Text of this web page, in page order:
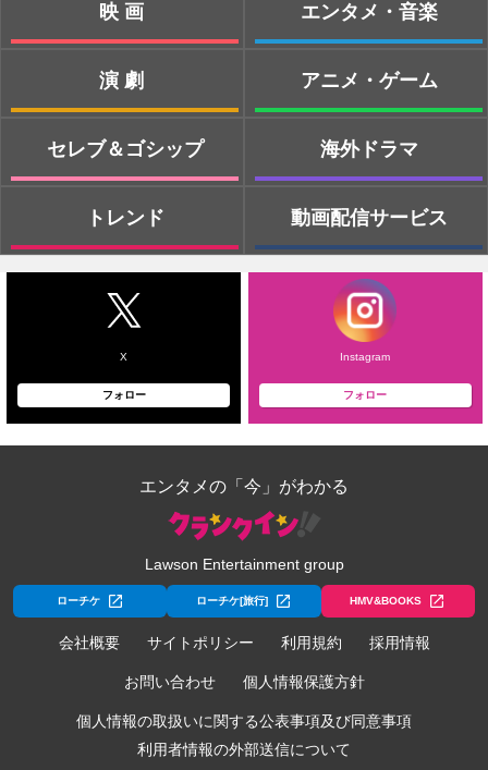
映画
演劇
セレブ＆ゴシップ
トレンド
エンタメ・音楽
アニメ・ゲーム
海外ドラマ
動画配信サービス
X
フォロー
Instagram
フォロー
エンタメの「今」がわかる
Lawson Entertainment group
ローチケ ローチケ[旅行] HMV&BOOKS
会社概要 サイトポリシー 利用規約 採用情報
お問い合わせ 個人情報保護方針
個人情報の取扱いに関する公表事項及び同意事項
利用者情報の外部送信について